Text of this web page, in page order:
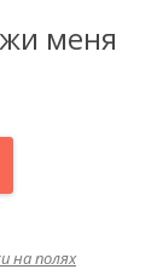
меня
на полях